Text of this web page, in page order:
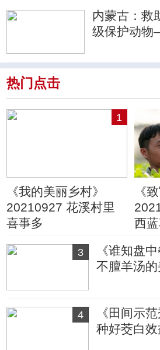
内蒙古：救
级保护动
热门点击
1
《我的美丽乡村》
20210927 花溪村里
喜事多
《
西
3
《谁知盘
不膻羊汤
4
《田间示
种好茭白